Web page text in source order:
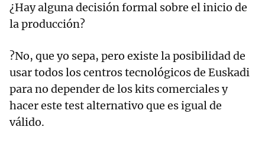
¿Hay alguna decisión formal sobre el inicio de
la producción?
?No, que yo sepa, pero existe la posibilidad de
usar todos los centros tecnológicos de Euskadi
para no depender de los kits comerciales y
hacer este test alternativo que es igual de
válido.